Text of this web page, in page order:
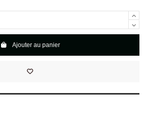
Ajouter au panier